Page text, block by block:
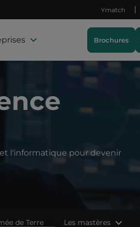
Ymatch
Brochures
l'informatique pour devenir
de Terre Les mastères